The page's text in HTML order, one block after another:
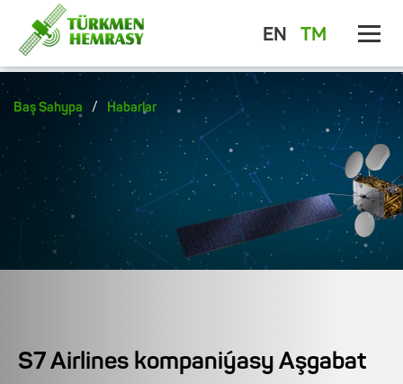
EN TM
Baş Sahypa / Habarlar
S7 Airlines kompaniýasy Aşgabat